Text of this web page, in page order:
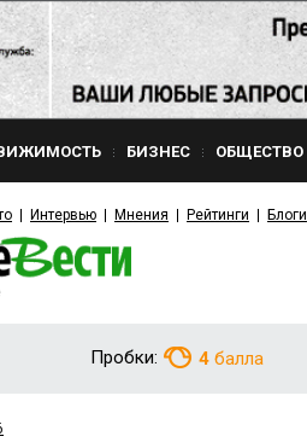
БИЗНЕС ОБЩЕСТВО
Интервью Мнения Рейтинги Блоги
Пробки: 4 балла